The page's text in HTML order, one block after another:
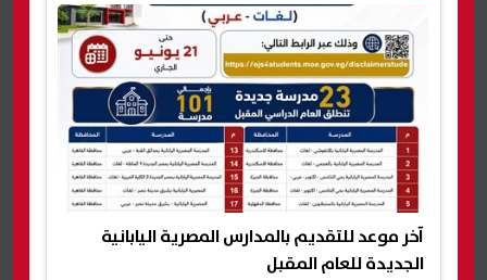
آخر موعد للتقديم بالمدارس المصرية اليابانية
الجديدة للعام المقبل